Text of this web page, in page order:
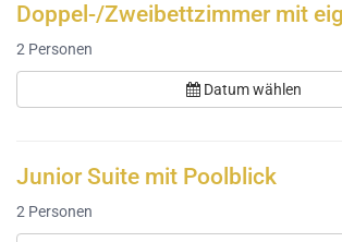
Doppel-/Zweibettzimmer mit
2 Personen
Datum wählen
Junior Suite mit Poolblick
2 Personen